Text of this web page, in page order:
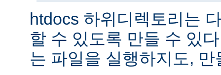
htdocs 하위디렉토리는
할 수 있도록 만들 수 있
는 파일을 실행하지도,